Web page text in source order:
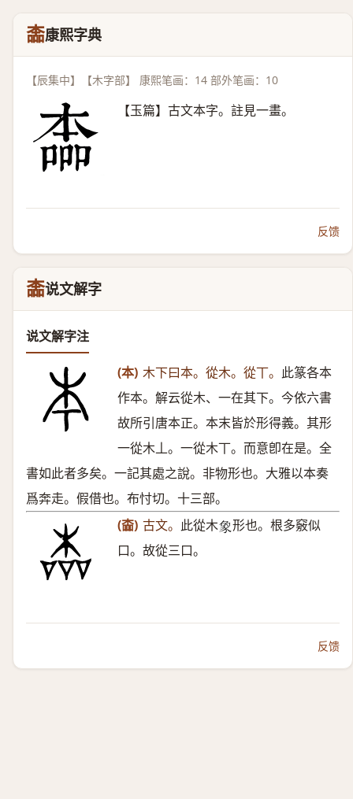
㮺康熙字典
【辰集中】【木字部】 康熙笔画：14 部外笔画：10
【玉篇】古文本字。註見一畫。
反馈
㮺说文解字
说文解字注
(本) 木下曰本。從木。從丅。 此篆各本
作本。解云從木、一在其下。今依六書
故所引唐本正。本末皆於形得義。其形
一從木丄。一從木丅。而意卽在是。全
書如此者多矣。一記其處之說。非物形也。大雅以本奏
爲奔走。假借也。布忖切。十三部。
(楍) 古文。 此從木𧰼形也。根多竅似
口。故從三口。
反馈